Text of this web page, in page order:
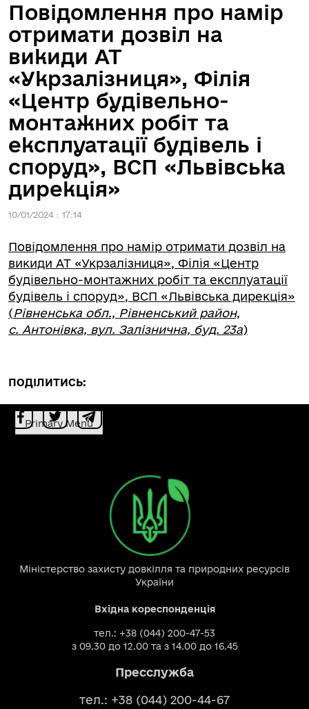
Повідомлення про намір
отримати дозвіл на
викиди АТ
«Укрзалізниця», Філія
«Центр будівельно-
монтажних робіт та
експлуатації будівель і
споруд», ВСП «Львівська
дирекція»
10/01/2024 : 17:14
Повідомлення про намір отримати дозвіл на
викиди АТ «Укрзалізниця», Філія «Центр
будівельно-монтажних робіт та експлуатації
будівель і споруд», ВСП «Львівська дирекція»
(Рівненська обл., Рівненський район,
с. Антонівка, вул. Залізнична, буд. 23а)
ПОДІЛИТИСЬ:
Primary Menu
Міністерство захисту довкілля та природних ресурсів
України
Вхідна кореспонденція
тел.: +38 (044) 200-47-53
з 09.30 до 12.00 та з 14.00 до 16.45
Пресслужба
тел.: +38 (044) 200-44-67